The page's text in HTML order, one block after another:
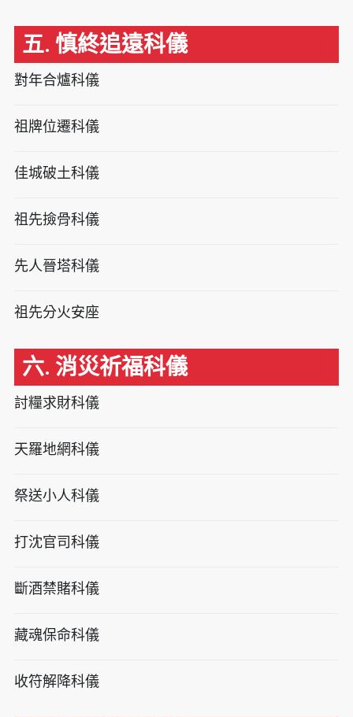
五. 慎終追遠科儀
對年合爐科儀
祖牌位遷科儀
佳城破土科儀
祖先撿骨科儀
先人晉塔科儀
祖先分火安座
六. 消災祈福科儀
討糧求財科儀
天羅地網科儀
祭送小人科儀
打沈官司科儀
斷酒禁賭科儀
藏魂保命科儀
收符解降科儀